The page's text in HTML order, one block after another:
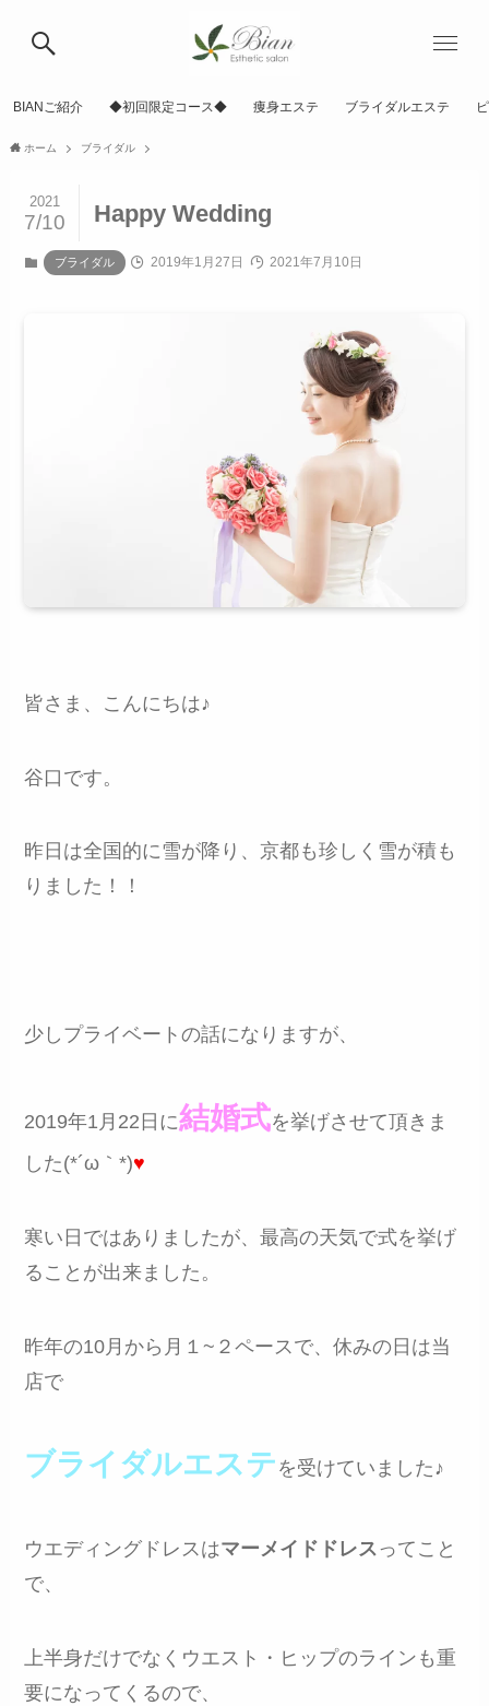
BIANご紹介 ◆初回限定コース◆ 痩身エステ ブライダルエステ
ホーム ブライダル
Happy Wedding
2021
7/10
ブライダル 2019年1月27日 2021年7月10日
皆さま、こんにちは♪
谷口です。
昨日は全国的に雪が降り、京都も珍しく雪が積も
りました！！
少しプライベートの話になりますが、
2019年1月22日に結婚式を挙げさせて頂きま
した(*´ω｀*)♥
寒い日ではありましたが、最高の天気で式を挙げ
ることが出来ました。
昨年の10月から月１~２ペースで、休みの日は当
店で
ブライダルエステ を受けていました♪
ウエディングドレスはマーメイドドレスってこと
で、
上半身だけでなくウエスト・ヒップのラインも重
要になってくるので、